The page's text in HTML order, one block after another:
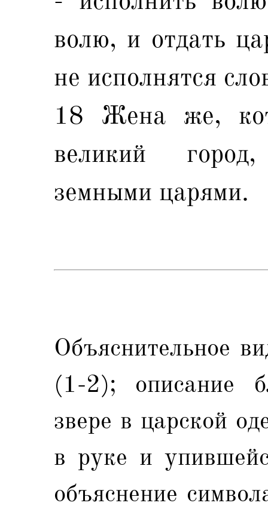
волю, и отдать
не исполнятся
18 Жена же,
великий
земными царями.
Объяснительное
(1-2); описание
звере в царской
в руке и
объяснение